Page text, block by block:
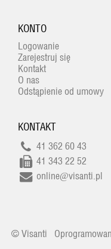
KONTO
Logowanie
Zarejestruj się
Kontakt
O nas
Odstąpienie od umowy
KONTAKT
41 362 60 43
41 343 22 52
online@visanti.pl
© Visanti